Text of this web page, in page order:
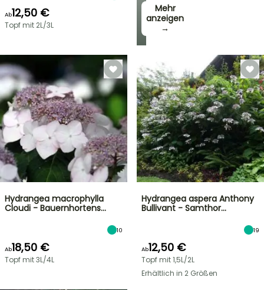
Mehr
anzeigen
→
Ab12,50 €
Topf mit 2L/3L
Hydrangea macrophylla
Cloudi - Bauernhortens…
10
Ab18,50 €
Topf mit 3L/4L
Hydrangea aspera Anthony
Bullivant - Samthor…
19
Ab12,50 €
Topf mit 1,5L/2L
Erhältlich in 2 Größen